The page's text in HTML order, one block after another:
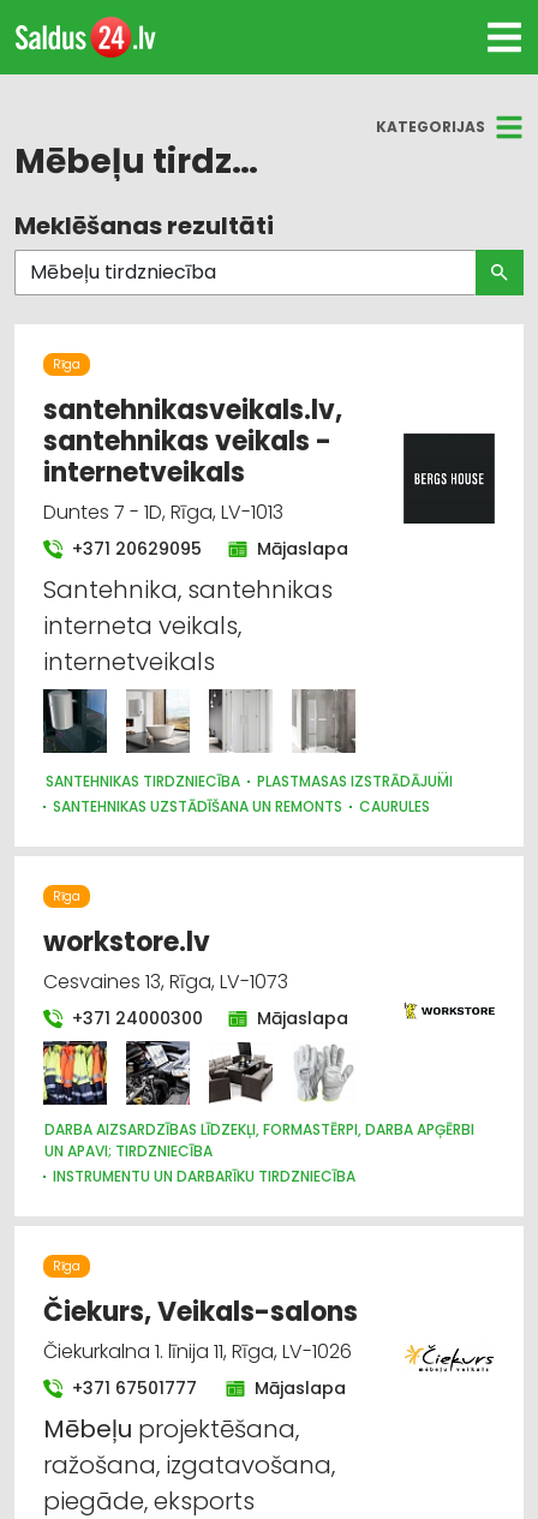
KATEGORIJAS
Mēbeļu tirdzniecība
Visas nozares
Mēbeļu tirdzniecība
Dārza tehnika un inventārs
Būvmateriālu, būvkonstrukciju tirdzniecība
Mēbeļu ražošana, mēbeļu sagataves
Kokapstrāde
Internetveikali, e-komercija
Celtniecības un remonta darbi
Apdares materiāli: tirdzniecība
Meklēšanas rezultāti
Rīga
santehnikasveikals.lv,
santehnikas veikals -
internetveikals
Duntes 7 - 1D, Rīga, LV-1013
+371 20629095 Mājaslapa
Santehnika, santehnikas
interneta veikals,
internetveikals
SANTEHNIKAS TIRDZNIECĪBA
PLASTMASAS IZSTRĀDĀJUMI
SANTEHNIKAS UZSTĀDĪŠANA UN REMONTS
CAURULES
SILTUMAPGĀDE UN SILTUMTĪKLI
BŪVMATERIĀLU, BŪVKONSTRUKCIJU TIRDZNIECĪBA
SŪKŅI, PUMPJI, VĀRSTI, VENTIĻI
SILTUMTEHNIKA, APKURES IEKĀRTAS
CELTNIECĪBAS UN REMONTA DARBI
INTERNETVEIKALI, E-KOMERCIJA
Rīga
workstore.lv
Cesvaines 13, Rīga, LV-1073
+371 24000300 Mājaslapa
DARBA AIZSARDZĪBAS LĪDZEKĻI, FORMASTĒRPI, DARBA APĢĒRBI
UN APAVI; TIRDZNIECĪBA
INSTRUMENTU UN DARBARĪKU TIRDZNIECĪBA
INTERNETVEIKALI, E-KOMERCIJA
MOTORU EĻĻAS, SMĒRVIELAS
Rīga
Čiekurs, Veikals-salons
Čiekurkalna 1. līnija 11, Rīga, LV-1026
+371 67501777 Mājaslapa
Mēbeļu projektēšana,
ražošana, izgatavošana,
piegāde, eksports